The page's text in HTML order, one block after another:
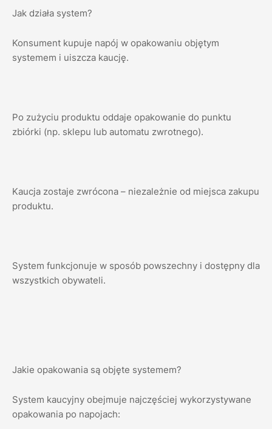
Jak działa system?
Konsument kupuje napój w opakowaniu objętym
systemem i uiszcza kaucję.
Po zużyciu produktu oddaje opakowanie do punktu
zbiórki (np. sklepu lub automatu zwrotnego).
Kaucja zostaje zwrócona – niezależnie od miejsca zakupu
produktu.
System funkcjonuje w sposób powszechny i dostępny dla
wszystkich obywateli.
Jakie opakowania są objęte systemem?
System kaucyjny obejmuje najczęściej wykorzystywane
opakowania po napojach: